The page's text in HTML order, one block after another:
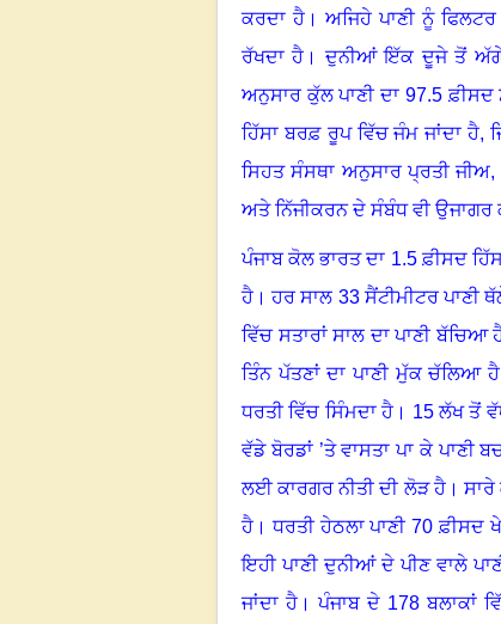
ਕਰਦਾ ਹੈ। ਅਜਿਹੇ ਪਾਣੀ ਨੂੰ
ਰੱਖਦਾ ਹੈ ।ਦੁਨੀਆਂ ਇੱਕ ਦੂਜੇ ਤੋਂ ਅੱਗੇ
ਅਨੁਸਾਰ ਕੁੱਲ ਪਾਣੀ ਦਾ 97.5
ਹਿੱਸਾ ਬਰਫ਼ ਰੂਪ ਵਿੱਚ ਜੰਮ ਜਾਂਦਾ
ਸਿਹਤ ਸੰਸਥਾ ਅਨੁਸਾਰ ਪ੍ਰਤੀ ਜੀਅ,
ਅਤੇ ਨਿੱਜੀਕਰਨ ਦੇ ਸੰਬੰਧ ਵੀ ਉਜਾਗਰ
ਪੰਜਾਬ ਕੋਲ ਭਾਰਤ ਦਾ 1.5 ਫ਼ੀਸਦ
ਹੈ ।ਹਰ ਸਾਲ 33 ਸੈਂਟੀਮੀਟਰ ਪਾਣੀ
ਵਿੱਚ ਸਤਾਰਾਂ ਸਾਲ ਦਾ ਪਾਣੀ ਬੱਚਿਆ
ਤਿੰਨ ਪੱਤਣਾਂ ਦਾ ਪਾਣੀ ਮੁੱਕ ਚੱਲਿਆ ਹੈ
ਧਰਤੀ ਵਿੱਚ ਸਿੰਮਦਾ ਹੈ । 15 ਲੱਖ ਤੋਂ
ਵੱਡੇ ਬੋਰਡਾਂ ’ਤੇ ਵਾਸਤਾ ਪਾ ਕੇ ਪਾਣੀ
ਲਈ ਕਾਰਗਰ ਨੀਤੀ ਦੀ ਲੋੜ ਹੈ। ਸਾਰੇ
ਹੈ ।ਧਰਤੀ ਹੇਠਲਾ ਪਾਣੀ 70 ਫ਼ੀਸਦ
ਇਹੀ ਪਾਣੀ ਦੁਨੀਆਂ ਦੇ ਪੀਣ ਵਾਲੇ
ਜਾਂਦਾ ਹੈ ।ਪੰਜਾਬ ਦੇ 178 ਬਲਾਕਾਂ